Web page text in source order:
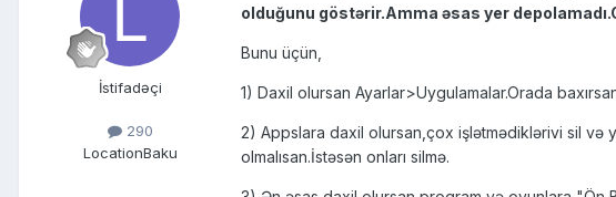
İstifadəçi
290
LocationBaku
olduğunu göstərir.Amma əsas yer
Bunu üçün,
1) Daxil olursan Ayarlar>Uygulamalar.Orada
2) Appslara daxil olursan,çox işlətmədiklərivi sil və
olmalısan.İstəsən onları silmə.